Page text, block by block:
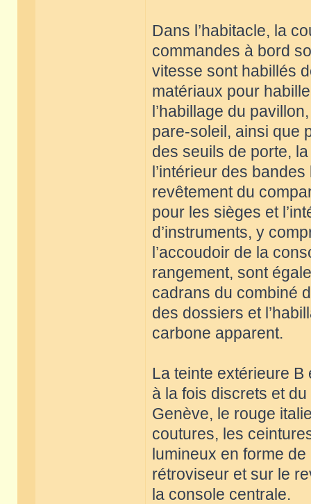
Dans l’habitacle, la
commandes à bord
vitesse sont habillés
matériaux pour
l’habillage du
pare-soleil, ainsi que
des seuils de porte,
l’intérieur des
revêtement du
pour les sièges et
d’instruments, y
l’accoudoir de la
rangement, sont
cadrans du combiné
des dossiers et
carbone apparent.
La teinte extérieure B
à la fois discrets et
Genève, le rouge
coutures, les
lumineux en forme
rétroviseur et sur le
la console centrale.